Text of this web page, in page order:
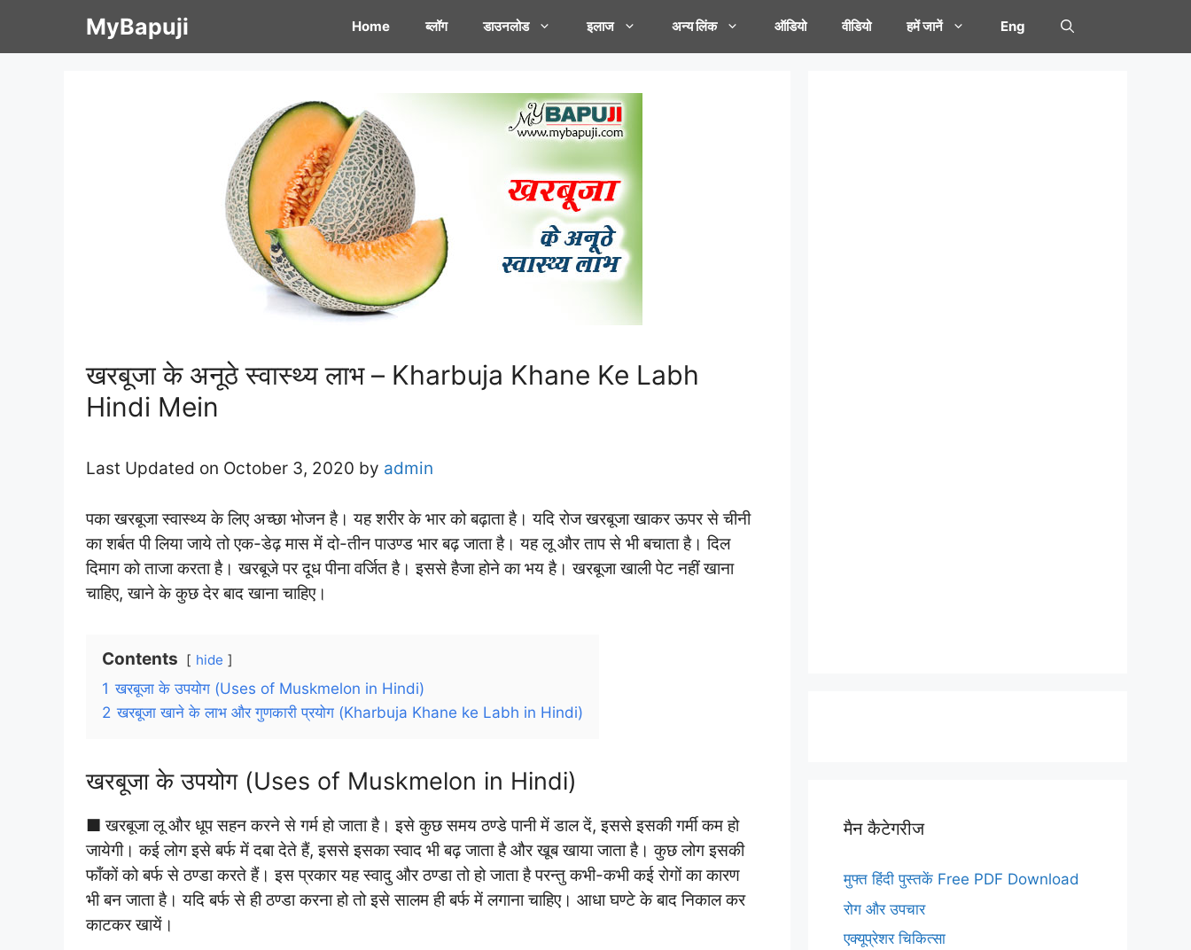
MyBapuji Home ब्लॉग डाउनलोड इलाज अन्य लिंक ऑडियो वीडियो हमें जानें Eng
खरबूजा के अनूठे स्वास्थ्य लाभ – Kharbuja Khane Ke Labh
Hindi Mein
Last Updated on October 3, 2020 by admin
पका खरबूजा स्वास्थ्य के लिए अच्छा भोजन है। यह शरीर के भार को बढ़ाता है। यदि रोज खरबूजा खाकर ऊपर से चीनी
का शर्बत पी लिया जाये तो एक-डेढ़ मास में दो-तीन पाउण्ड भार बढ़ जाता है। यह लू और ताप से भी बचाता है। दिल
दिमाग को ताजा करता है। खरबूजे पर दूध पीना वर्जित है। इससे हैजा होने का भय है। खरबूजा खाली पेट नहीं खाना
चाहिए, खाने के कुछ देर बाद खाना चाहिए।
Contents hide
1 खरबूजा के उपयोग (Uses of Muskmelon in Hindi)
2 खरबूजा खाने के लाभ और गुणकारी प्रयोग (Kharbuja Khane ke Labh in Hindi)
खरबूजा के उपयोग (Uses of Muskmelon in Hindi)
■ खरबूजा लू और धूप सहन करने से गर्म हो जाता है। इसे कुछ समय ठण्डे पानी में डाल दें, इससे इसकी गर्मी कम हो
जायेगी। कई लोग इसे बर्फ में दबा देते हैं, इससे इसका स्वाद भी बढ़ जाता है और खूब खाया जाता है। कुछ लोग इसकी
फाँकों को बर्फ से ठण्डा करते हैं। इस प्रकार यह स्वादु और ठण्डा तो हो जाता है परन्तु कभी-कभी कई रोगों का कारण
भी बन जाता है। यदि बर्फ से ही ठण्डा करना हो तो इसे सालम ही बर्फ में लगाना चाहिए। आधा घण्टे के बाद निकाल कर
काटकर खायें।
मैन कैटेगरीज
मुफ्त हिंदी पुस्तकें Free PDF Download
रोग और उपचार
एक्यूप्रेशर चिकित्सा